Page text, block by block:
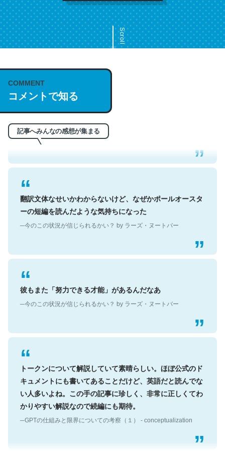
Scroll
COMMENT
コメントで知る
記事へみんなの感想が集まる
これは名文。彼はとてもクレバーなんだろうなと凄く思
う。英語少しでも読める人は原文もお勧め。自分はこの流
れ好き。Let’s Fucking Go. Then Covid hit. Shit.
─今のこの状況が信じられるかい？ by ラーズ・ヌートバー
翻訳文体なせいかわからないけど、なぜかポールオースタ
ーの短編を読んだような気持ちになった
彼もまた「努力できる才能」があるんだなあ
トークンについて解説していて素晴らしい。ほぼ公式のド
キュメントにも書いてあることだけど、英語だと読んでな
い人多いよね。この手の記事に珍しく、非常に正しくてわ
かりやすい解説なので続編にも期待。